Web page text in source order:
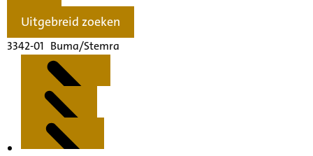
Uitgebreid zoeken
3342-01 Buma/Stemra